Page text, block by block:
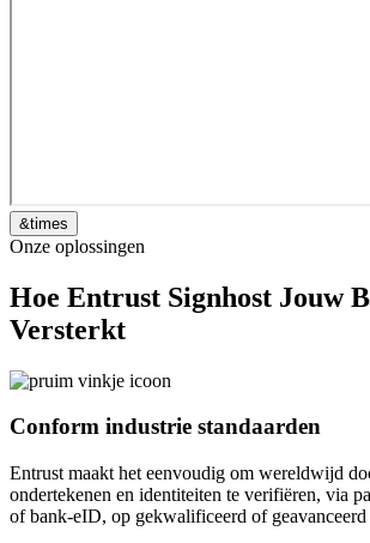
&times
Onze oplossingen
Hoe Entrust Signhost Jouw
Versterkt
Conform industrie standaarden
Entrust maakt het eenvoudig om wereldwijd
ondertekenen en identiteiten te verifiëren, via
of bank-eID, op gekwalificeerd of geavanceerd